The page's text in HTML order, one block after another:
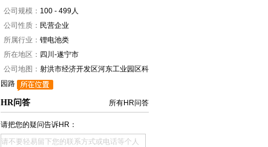
公司规模： 100 - 499人
公司性质： 民营企业
所属行业： 锂电池类
所在地区： 四川-遂宁市
公司地图： 射洪市经济开发区河东工业园区科
园路
HR问答 所有HR问答
请把您的疑问告诉HR：